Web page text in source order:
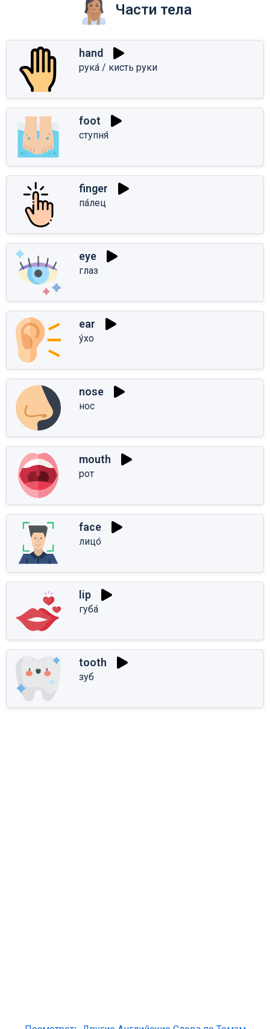
Части тела
hand
рука́ / кисть руки
foot
ступня́
finger
па́лец
eye
глаз
ear
у́хо
nose
нос
mouth
рот
face
лицо́
lip
губа́
tooth
зуб